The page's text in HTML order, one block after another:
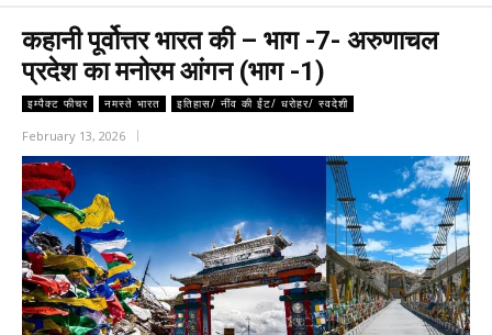
कहानी पूर्वोत्तर भारत की – भाग -7- अरुणाचल
प्रदेश का मनोरम आंगन (भाग -1)
इम्पैक्ट फीचर नमस्ते भारत इतिहास/ नींव की ईंट/ धरोहर/ स्वदेशी
February 13, 2026